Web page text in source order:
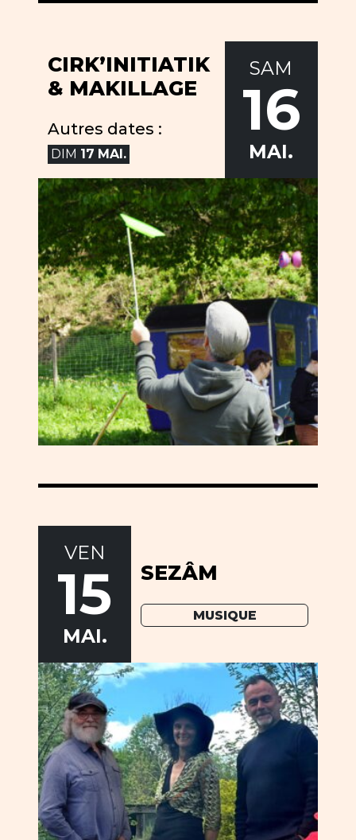
CIRK’INITIATIK
& MAKILLAGE
Autres dates :
DIM 17 MAI.
SAM
16
MAI.
SEZÂM
MUSIQUE
VEN
15
MAI.